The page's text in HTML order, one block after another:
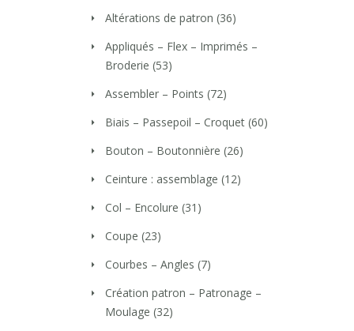
Altérations de patron (36)
Appliqués – Flex – Imprimés –
Broderie (53)
Assembler – Points (72)
Biais – Passepoil – Croquet (60)
Bouton – Boutonnière (26)
Ceinture : assemblage (12)
Col – Encolure (31)
Coupe (23)
Courbes – Angles (7)
Création patron – Patronage –
Moulage (32)